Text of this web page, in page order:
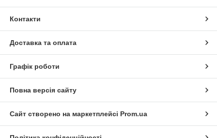
Контакти
Доставка та оплата
Графік роботи
Повна версія сайту
Сайт створено на маркетплейсі Prom.ua